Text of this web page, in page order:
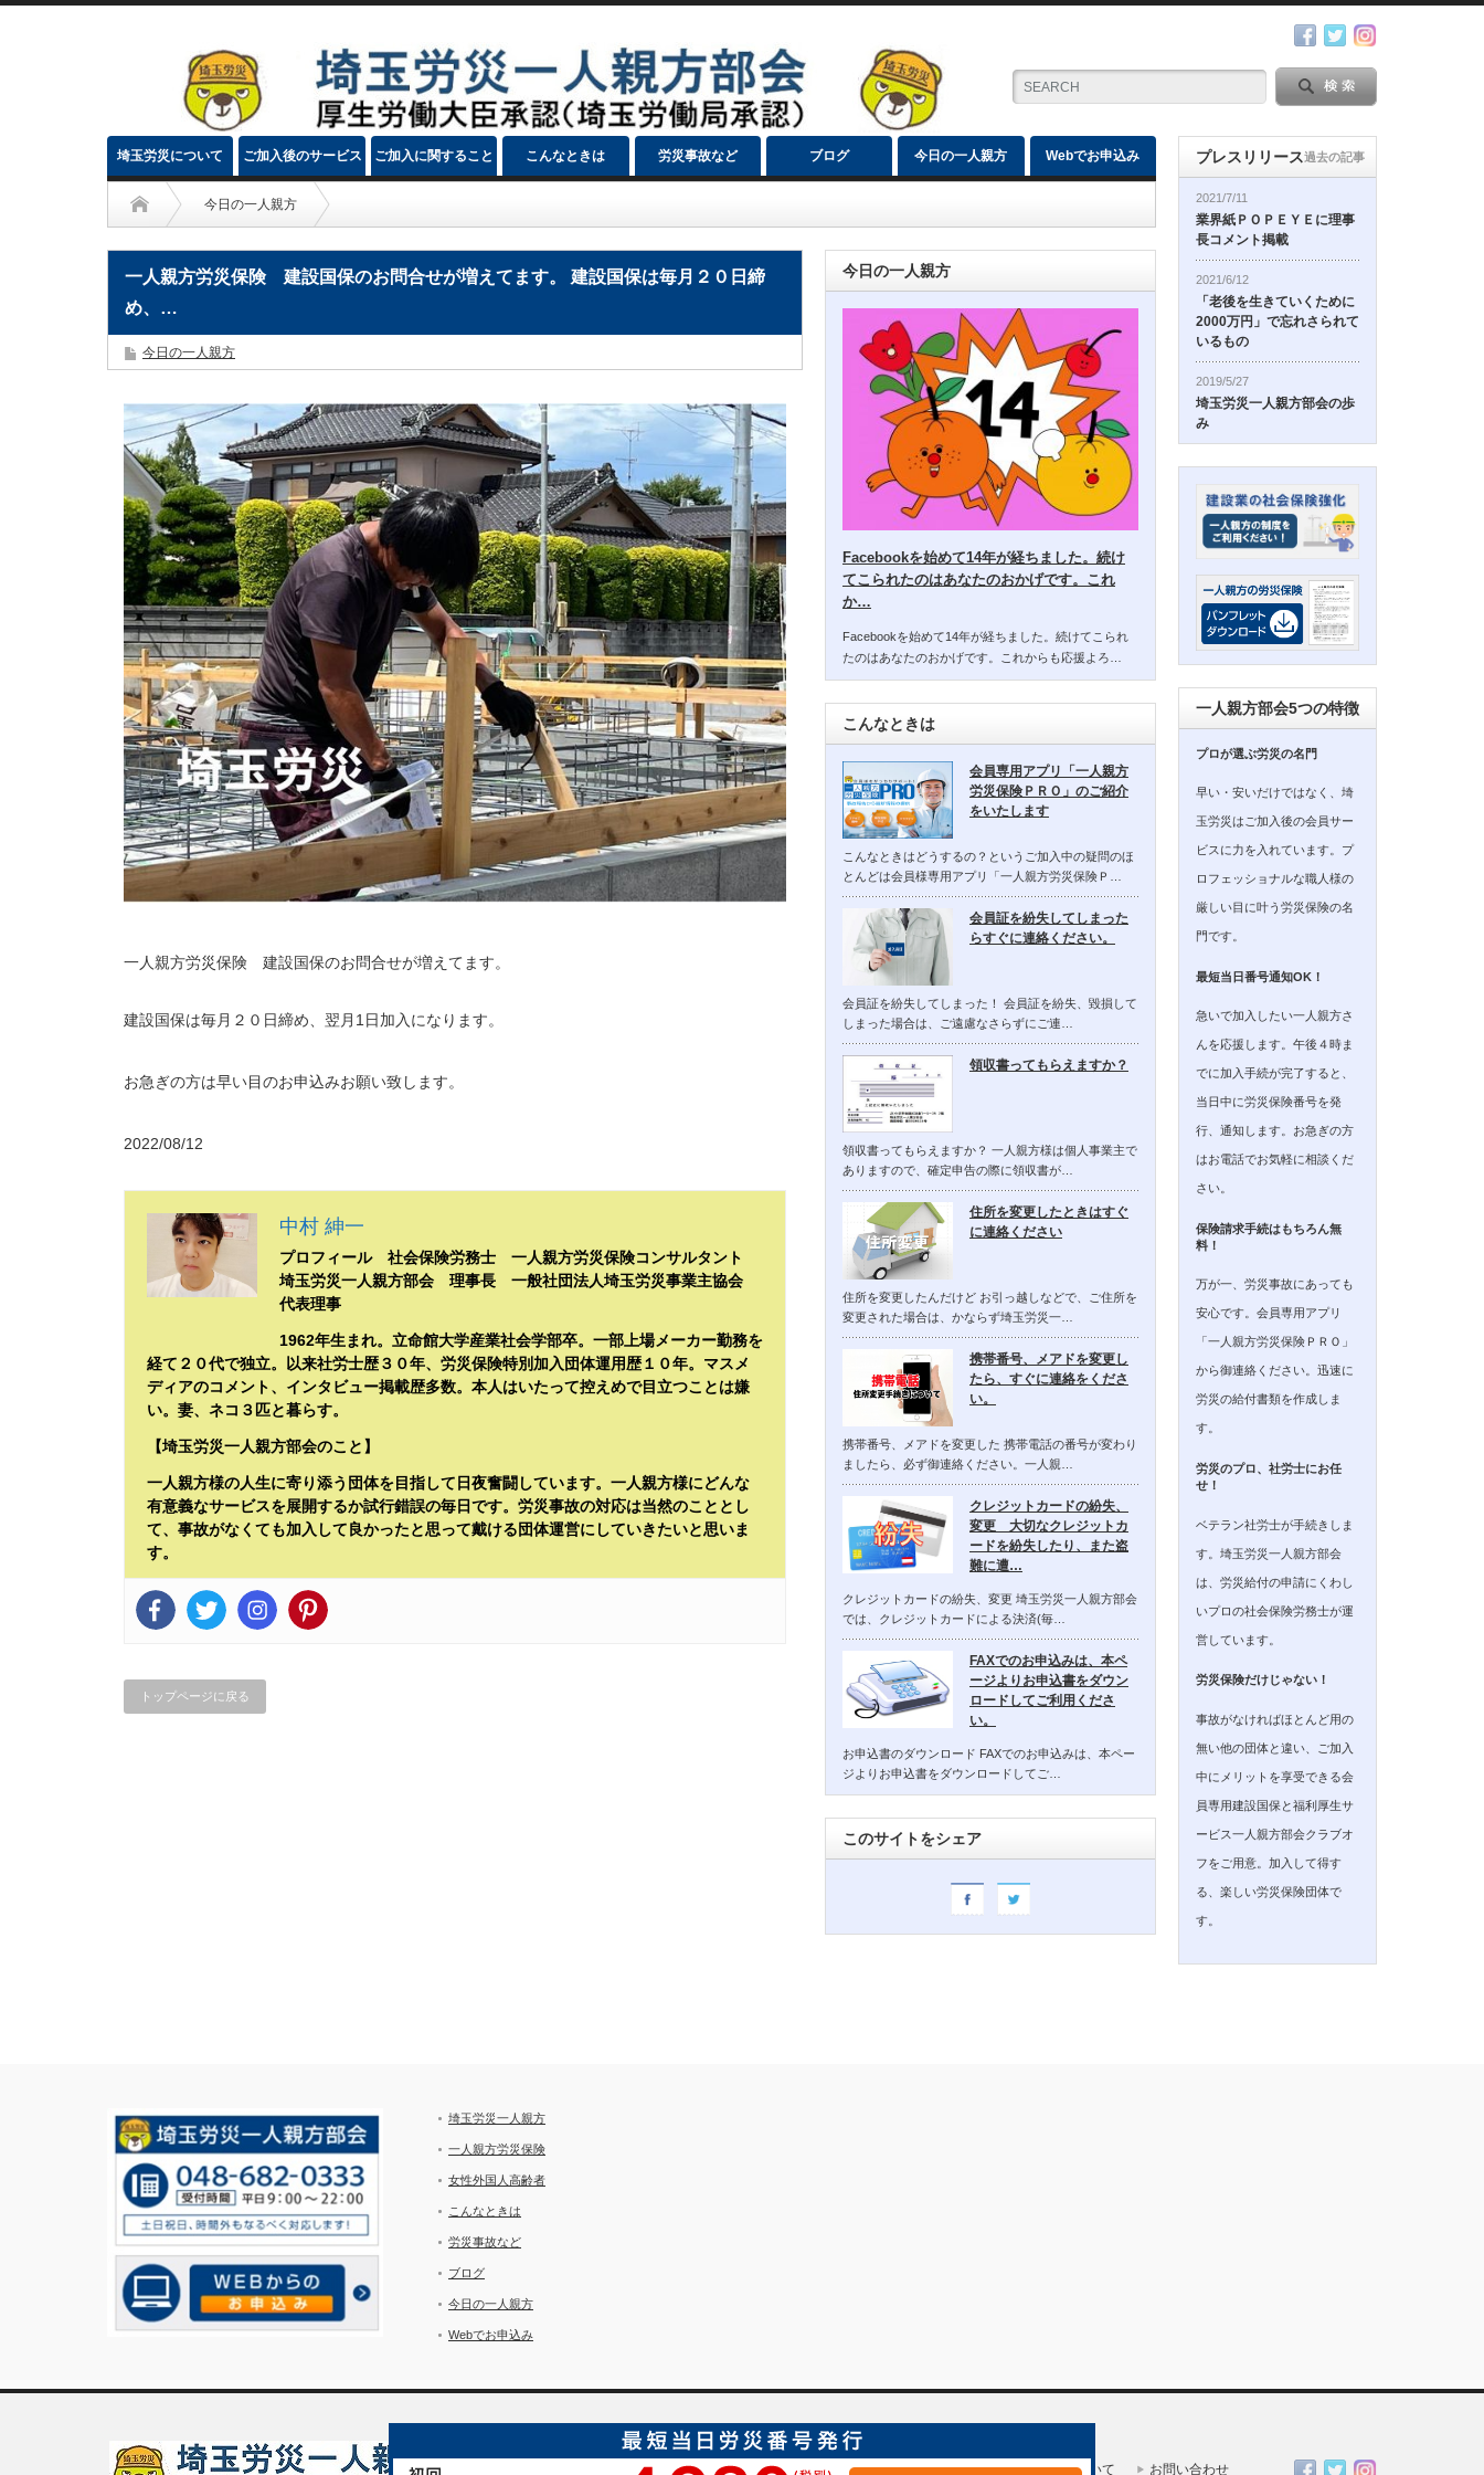
埼玉労災について ご加入後のサービス ご加入に関すること こんなときは 労災事故など ブログ 今日の一人親方 Webでお申込み
今日の一人親方
一人親方労災保険 建設国保のお問合せが増えてます。 建設国保は毎月２０日締
め、…
今日の一人親方
一人親方労災保険 建設国保のお問合せが増えてます。
建設国保は毎月２０日締め、翌月1日加入になります。
お急ぎの方は早い目のお申込みお願い致します。
2022/08/12
中村 紳一
プロフィール 社会保険労務士 一人親方労災保険コンサルタント
埼玉労災一人親方部会 理事長 一般社団法人埼玉労災事業主協会
代表理事
1962年生まれ。立命館大学産業社会学部卒。一部上場メーカー勤務を
経て２０代で独立。以来社労士歴３０年、労災保険特別加入団体運用歴１０年。マスメ
ディアのコメント、インタビュー掲載歴多数。本人はいたって控えめで目立つことは嫌
い。妻、ネコ３匹と暮らす。
【埼玉労災一人親方部会のこと】
一人親方様の人生に寄り添う団体を目指して日夜奮闘しています。一人親方様にどんな
有意義なサービスを展開するか試行錯誤の毎日です。労災事故の対応は当然のこととし
て、事故がなくても加入して良かったと思って戴ける団体運営にしていきたいと思いま
す。
トップページに戻る
今日の一人親方
Facebookを始めて14年が経ちました。続け
てこられたのはあなたのおかげです。これ
か…
Facebookを始めて14年が経ちました。続けてこられ
たのはあなたのおかげです。これからも応援よろ…
こんなときは
会員専用アプリ「一人親方
労災保険ＰＲＯ」のご紹介
をいたします
こんなときはどうするの？というご加入中の疑問のほ
とんどは会員様専用アプリ「一人親方労災保険Ｐ…
会員証を紛失してしまった
らすぐに連絡ください。
会員証を紛失してしまった！ 会員証を紛失、毀損して
しまった場合は、ご遠慮なさらずにご連…
領収書ってもらえますか？
領収書ってもらえますか？ 一人親方様は個人事業主で
ありますので、確定申告の際に領収書が…
住所を変更したときはすぐ
に連絡ください
住所を変更したんだけど お引っ越しなどで、ご住所を
変更された場合は、かならず埼玉労災一…
携帯番号、メアドを変更し
たら、すぐに連絡をくださ
い。
携帯番号、メアドを変更した 携帯電話の番号が変わり
ましたら、必ず御連絡ください。一人親…
クレジットカードの紛失、
変更 大切なクレジットカ
ードを紛失したり、また盗
難に遭…
クレジットカードの紛失、変更 埼玉労災一人親方部会
では、クレジットカードによる決済(毎…
FAXでのお申込みは、本ペ
ージよりお申込書をダウン
ロードしてご利用くださ
い。
お申込書のダウンロード FAXでのお申込みは、本ペー
ジよりお申込書をダウンロードしてご…
このサイトをシェア
プレスリリース
2021/7/11
業界紙ＰＯＰＥＹＥに理事
長コメント掲載
2021/6/12
「老後を生きていくために
2000万円」で忘れさられて
いるもの
2019/5/27
埼玉労災一人親方部会の歩
み
過去の記事
一人親方部会5つの特徴
プロが選ぶ労災の名門
早い・安いだけではなく、埼
玉労災はご加入後の会員サー
ビスに力を入れています。プ
ロフェッショナルな職人様の
厳しい目に叶う労災保険の名
門です。
最短当日番号通知OK！
急いで加入したい一人親方さ
んを応援します。午後４時ま
でに加入手続が完了すると、
当日中に労災保険番号を発
行、通知します。お急ぎの方
はお電話でお気軽に相談くだ
さい。
保険請求手続はもちろん無
料！
万が一、労災事故にあっても
安心です。会員専用アプリ
「一人親方労災保険ＰＲＯ」
から御連絡ください。迅速に
労災の給付書類を作成しま
す。
労災のプロ、社労士にお任
せ！
ベテラン社労士が手続きしま
す。埼玉労災一人親方部会
は、労災給付の申請にくわし
いプロの社会保険労務士が運
営しています。
労災保険だけじゃない！
事故がなければほとんど用の
無い他の団体と違い、ご加入
中にメリットを享受できる会
員専用建設国保と福利厚生サ
ービス一人親方部会クラブオ
フをご用意。加入して得す
る、楽しい労災保険団体で
す。
埼玉労災一人親方
一人親方労災保険
女性外国人高齢者
こんなときは
労災事故など
ブログ
今日の一人親方
Webでお申込み
埼玉労災一人親方部会について お問い合わせ